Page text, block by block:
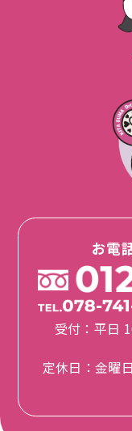
お電
受付：平日
定休日：金曜